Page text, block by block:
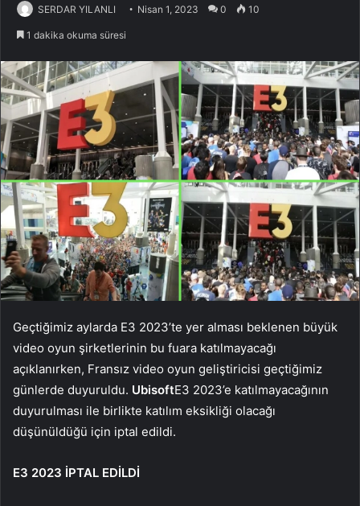
SERDAR YILANLI Nisan 1, 2023 0 10
1 dakika okuma süresi
Geçtiğimiz aylarda E3 2023’te yer alması beklenen büyük
video oyun şirketlerinin bu fuara katılmayacağı
açıklanırken, Fransız video oyun geliştiricisi geçtiğimiz
günlerde duyuruldu. UbisoftE3 2023’e katılmayacağının
duyurulması ile birlikte katılım eksikliği olacağı
düşünüldüğü için iptal edildi.
E3 2023 İPTAL EDİLDİ